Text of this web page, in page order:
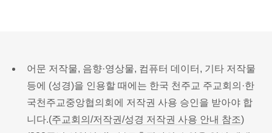
어문 저작물, 음향·영상물, 컴퓨터 데이터, 기타 저작물
등에 (성경)을 인용할 때에는 한국 천주교 주교회의·한
국천주교중앙협의회에 저작권 사용 승인을 받아야 합
니다.(주교회의/저작권/성경 저작권 사용 안내 참조)